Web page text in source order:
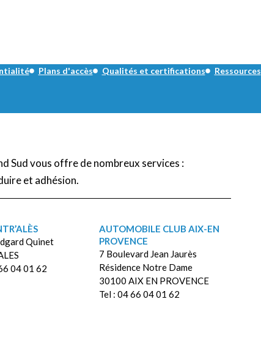
Plans d'accès Qualités et certifications Ressources
Sud vous offre de nombreux services :
et adhésion.
Quinet
04 01 62
AUTOMOBILE CLUB AIX-EN
PROVENCE
7 Boulevard Jean Jaurès
Résidence Notre Dame
30100 AIX EN PROVENCE
Tel : 04 66 04 01 62